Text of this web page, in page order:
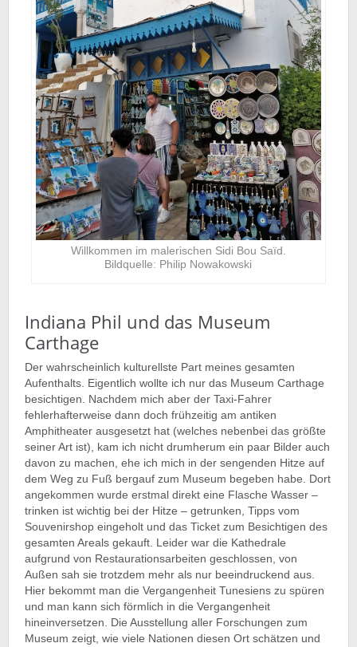
Willkommen im malerischen Sidi Bou Saïd.
Bildquelle: Philip Nowakowski
Indiana Phil und das Museum
Carthage
Der wahrscheinlich kulturellste Part meines gesamten
Aufenthalts. Eigentlich wollte ich nur das Museum Carthage
besichtigen. Nachdem mich aber der Taxi-Fahrer
fehlerhafterweise dann doch frühzeitig am antiken
Amphitheater ausgesetzt hat (welches nebenbei das größte
seiner Art ist), kam ich nicht drumherum ein paar Bilder auch
davon zu machen, ehe ich mich in der sengenden Hitze auf
dem Weg zu Fuß bergauf zum Museum begeben habe. Dort
angekommen wurde erstmal direkt eine Flasche Wasser –
trinken ist wichtig bei der Hitze – getrunken, Tipps vom
Souvenirshop eingeholt und das Ticket zum Besichtigen des
gesamten Areals gekauft. Leider war die Kathedrale
aufgrund von Restaurationsarbeiten geschlossen, von
Außen sah sie trotzdem mehr als nur beeindruckend aus.
Hier bekommt man die Vergangenheit Tunesiens zu spüren
und man kann sich förmlich in die Vergangenheit
hineinversetzen. Die Ausstellung aller Forschungen zum
Museum zeigt, wie viele Nationen diesen Ort schätzen und